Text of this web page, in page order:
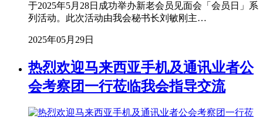
于2025年5月28日成功举办新老会员见面会「会员日」系
列活动。此次活动由我会秘书长刘敏刚主…
2025年05月29日
热烈欢迎马来西亚手机及通讯业者公
会考察团一行莅临我会指导交流